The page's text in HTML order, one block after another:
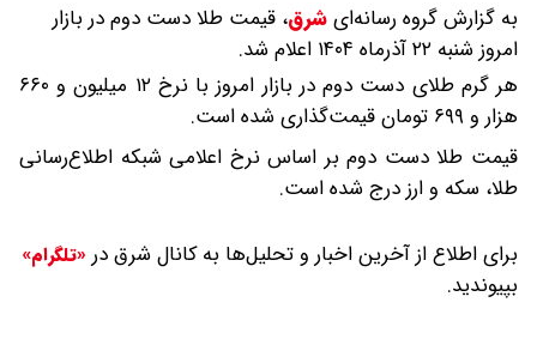
به گزارش گروه رسانه‌ایشرق، قیمت طلا دست دوم در بازار
امروز شنبه ۲۲ آذرماه ۱۴۰۴ اعلام شد.
هر گرم طلای دست دوم در بازار امروز با نرخ ۱۲ میلیون و ۶۶۰
هزار و ۶۹۹ تومان قیمت‌گذاری شده است.
قیمت طلا دست دوم بر اساس نرخ اعلامی شبکه اطلاع‌رسانی
طلا، سکه و ارز درج شده است.
برای اطلاع از آخرین اخبار و تحلیل‌ها به کانال شرق در «تلگرام»
بپیوندید.